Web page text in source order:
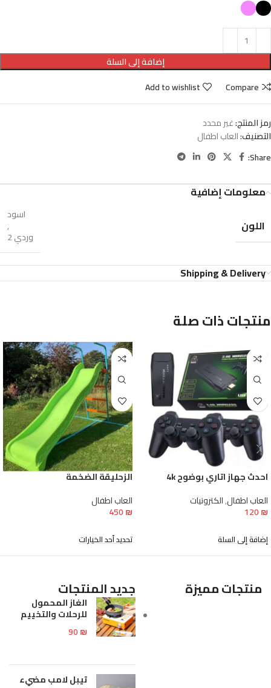
إضافة إلى السلة
Compare
Add to wishlist
رمز المنتج:غير محدد
التصنيف:العاب اطفال
Share:
معلومات إضافية
اللون
اسود
,
وردي 2
Shipping & Delivery
منتجات ذات صلة
احدث جهاز اتاري بوضوح 4k
العاب اطفال,الكترونيات
120₪
إضافة إلى السلة
الزحليقة الضخمة
العاب اطفال
450₪
تحديد أحد الخيارات
منتجات مميزة جديد المنتجات
الغاز المحمول
للرحلات والتخييم
90₪
تيبل لامب مضيء